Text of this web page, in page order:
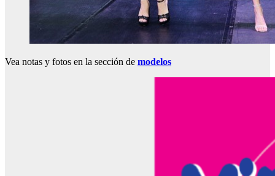
Vea notas y fotos en la sección de modelos